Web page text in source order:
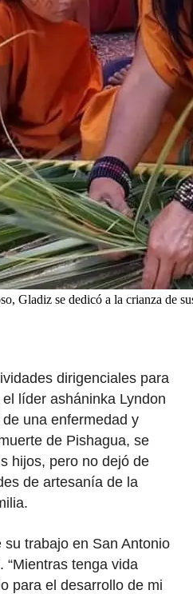
Gladiz se dedicó a la crianza de
dirigenciales para
líder asháninka Lyndon
una enfermedad y
de Pishagua, se
hijos, pero no dejó de
de artesanía de la
trabajo en San Antonio
“Mientras tenga vida
para el desarrollo de mi